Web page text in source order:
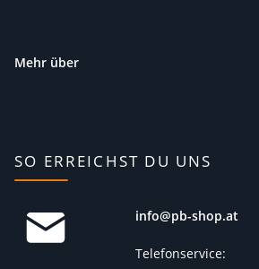
Mehr über
SO ERREICHST DU UNS
info@pb-shop.at
Telefonservice: